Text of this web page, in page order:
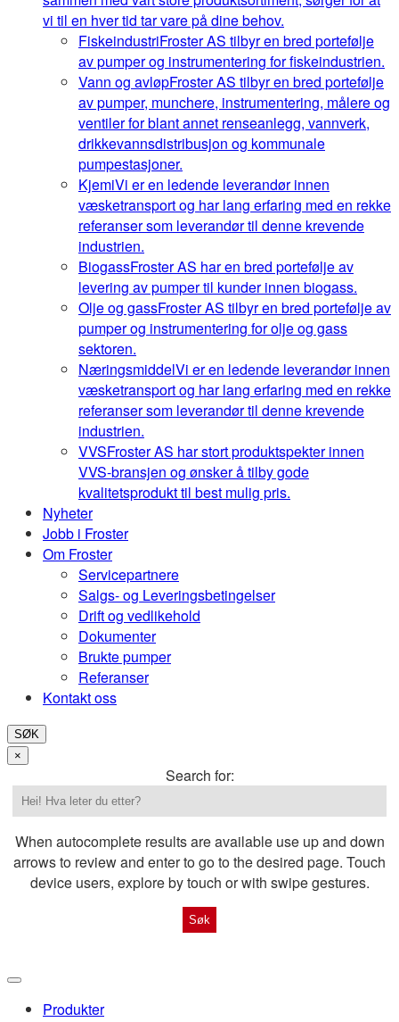
vi til en hver tid tar vare på dine behov.
FiskeindustriFroster AS tilbyr en bred portefølje
av pumper og instrumentering for fiskeindustrien.
Vann og avløpFroster AS tilbyr en bred portefølje
av pumper, munchere, instrumentering, målere og
ventiler for blant annet renseanlegg, vannverk,
drikkevannsdistribusjon og kommunale
pumpestasjoner.
KjemiVi er en ledende leverandør innen
væsketransport og har lang erfaring med en rekke
referanser som leverandør til denne krevende
industrien.
BiogassFroster AS har en bred portefølje av
levering av pumper til kunder innen biogass.
Olje og gassFroster AS tilbyr en bred portefølje av
pumper og instrumentering for olje og gass
sektoren.
NæringsmiddelVi er en ledende leverandør innen
væsketransport og har lang erfaring med en rekke
referanser som leverandør til denne krevende
industrien.
VVSFroster AS har stort produktspekter innen
VVS-bransjen og ønsker å tilby gode
kvalitetsprodukt til best mulig pris.
Nyheter
Jobb i Froster
Om Froster
Servicepartnere
Salgs- og Leveringsbetingelser
Drift og vedlikehold
Dokumenter
Brukte pumper
Referanser
Kontakt oss
SØK
×
Search for:
When autocomplete results are available use up and down
arrows to review and enter to go to the desired page. Touch
device users, explore by touch or with swipe gestures.
Produkter